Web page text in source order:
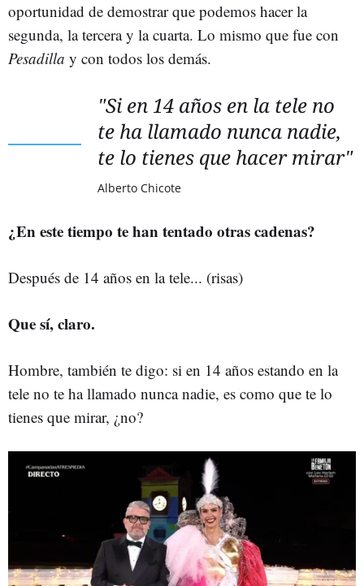
oportunidad de demostrar que podemos hacer la
segunda, la tercera y la cuarta. Lo mismo que fue con
Pesadilla y con todos los demás.
"Si en 14 años en la tele no
te ha llamado nunca nadie,
te lo tienes que hacer mirar"
Alberto Chicote
¿En este tiempo te han tentado otras cadenas?
Después de 14 años en la tele... (risas)
Que sí, claro.
Hombre, también te digo: si en 14 años estando en la
tele no te ha llamado nunca nadie, es como que te lo
tienes que mirar, ¿no?